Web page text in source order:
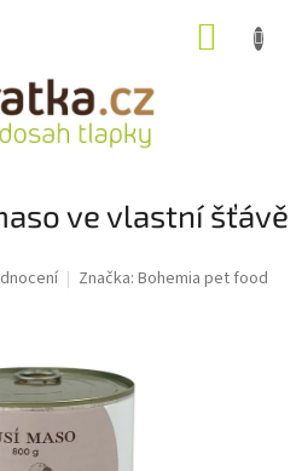
ve vlastní šťávě
Značka: Bohemia pet food